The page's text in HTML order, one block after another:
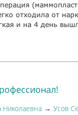
отходила от
и на 4 день
Николаевна → Усов